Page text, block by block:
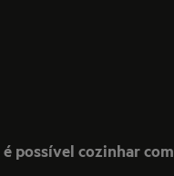
possível cozinhar